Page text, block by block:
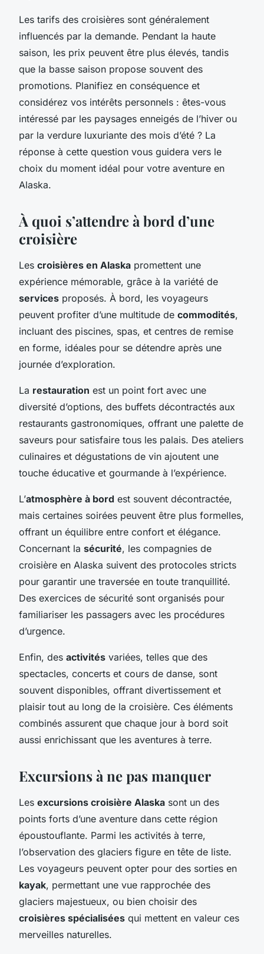
Les tarifs des croisières sont généralement
influencés par la demande. Pendant la haute
saison, les prix peuvent être plus élevés, tandis
que la basse saison propose souvent des
promotions. Planifiez en conséquence et
considérez vos intérêts personnels : êtes-vous
intéressé par les paysages enneigés de l’hiver ou
par la verdure luxuriante des mois d’été ? La
réponse à cette question vous guidera vers le
choix du moment idéal pour votre aventure en
Alaska.
À quoi s’attendre à bord d’une
croisière
Les croisières en Alaska promettent une
expérience mémorable, grâce à la variété de
services proposés. À bord, les voyageurs
peuvent profiter d’une multitude de commodités,
incluant des piscines, spas, et centres de remise
en forme, idéales pour se détendre après une
journée d’exploration.
La restauration est un point fort avec une
diversité d’options, des buffets décontractés aux
restaurants gastronomiques, offrant une palette de
saveurs pour satisfaire tous les palais. Des ateliers
culinaires et dégustations de vin ajoutent une
touche éducative et gourmande à l’expérience.
L’atmosphère à bord est souvent décontractée,
mais certaines soirées peuvent être plus formelles,
offrant un équilibre entre confort et élégance.
Concernant la sécurité, les compagnies de
croisière en Alaska suivent des protocoles stricts
pour garantir une traversée en toute tranquillité.
Des exercices de sécurité sont organisés pour
familiariser les passagers avec les procédures
d’urgence.
Enfin, des activités variées, telles que des
spectacles, concerts et cours de danse, sont
souvent disponibles, offrant divertissement et
plaisir tout au long de la croisière. Ces éléments
combinés assurent que chaque jour à bord soit
aussi enrichissant que les aventures à terre.
Excursions à ne pas manquer
Les excursions croisière Alaska sont un des
points forts d’une aventure dans cette région
époustouflante. Parmi les activités à terre,
l’observation des glaciers figure en tête de liste.
Les voyageurs peuvent opter pour des sorties en
kayak, permettant une vue rapprochée des
glaciers majestueux, ou bien choisir des
croisières spécialisées qui mettent en valeur ces
merveilles naturelles.